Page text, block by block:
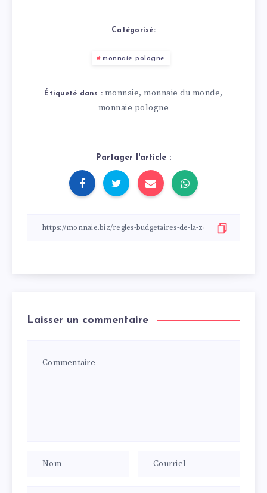
Catégorisé:
monnaie pologne
Étiqueté dans : monnaie,monnaie du monde,
monnaie pologne
Partager l'article :
Laisser un commentaire